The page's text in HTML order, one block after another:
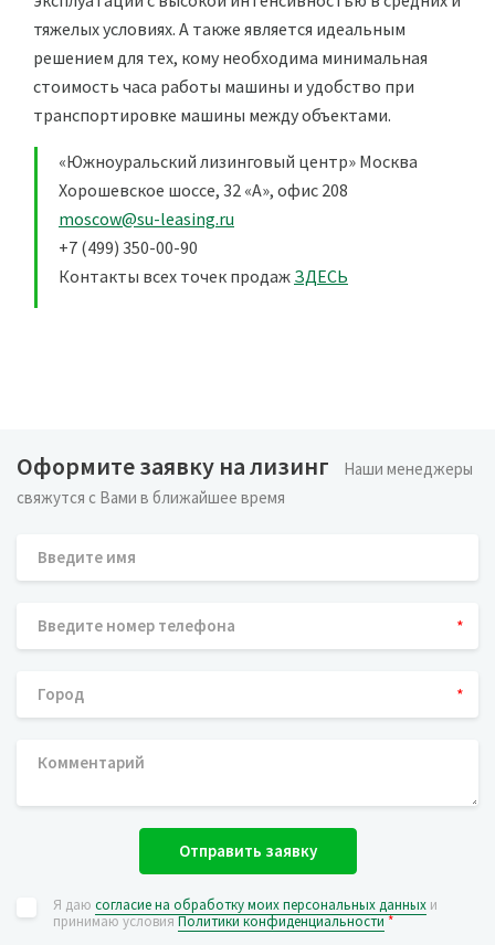
тяжелых условиях. А также является идеальным
решением для тех, кому необходима минимальная
стоимость часа работы машины и удобство при
транспортировке машины между объектами.
«Южноуральский лизинговый центр» Москва
Хорошевское шоссе, 32 «А», офис 208
moscow@su-leasing.ru
+7 (499) 350-00-90
Контакты всех точек продаж ЗДЕСЬ
Оформите заявку на лизинг
Наши менеджеры
свяжутся с Вами в ближайшее время
*
*
Отправить заявку
Я даю согласие на обработку моих персональных данных и
принимаю условияПолитики конфиденциальности*